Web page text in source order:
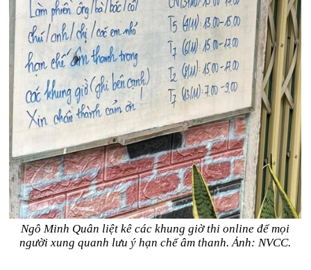
Ngô Minh Quân liệt kê các khung giờ thi online để mọi
người xung quanh lưu ý hạn chế âm thanh. Ảnh: NVCC.